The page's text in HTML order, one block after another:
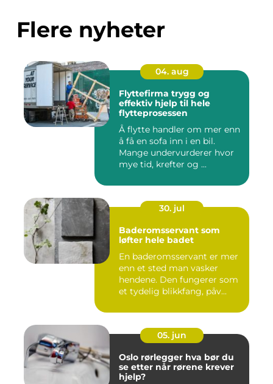
Flere nyheter
04. aug
Flyttefirma trygg og
effektiv hjelp til hele
flytteprosessen
Å flytte handler om mer enn
å få en sofa inn i en bil.
Mange undervurderer hvor
mye tid, krefter og ...
30. jul
Baderomsservant som
løfter hele badet
En baderomsservant er mer
enn et sted man vasker
hendene. Den fungerer som
et tydelig blikkfang, påv...
05. jun
Oslo rørlegger hva bør du
se etter når rørene krever
hjelp?